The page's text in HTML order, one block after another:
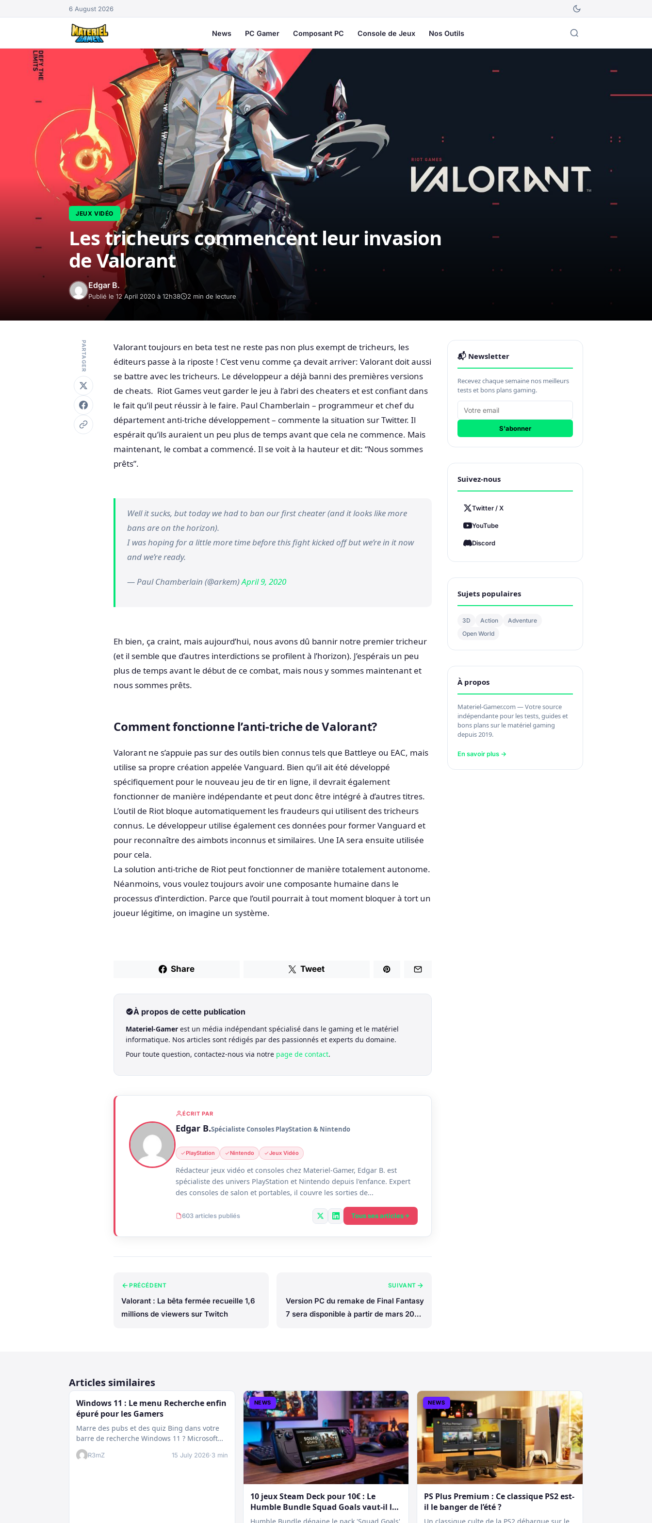
6 August 2026
News PC Gamer Composant PC Console de Jeux Nos Outils
JEUX VIDÉO
Les tricheurs commencent leur invasion
de Valorant
Edgar B.
Publié le 12 April 2020 à 12h38 2 min de lecture
PARTAGER
Valorant toujours en beta test ne reste pas non plus exempt de tricheurs, les
éditeurs passe à la riposte ! C’est venu comme ça devait arriver: Valorant doit aussi
se battre avec les tricheurs. Le développeur a déjà banni des premières versions
de cheats. Riot Games veut garder le jeu à l’abri des cheaters et est confiant dans
le fait qu’il peut réussir à le faire. Paul Chamberlain – programmeur et chef du
département anti-triche développement – commente la situation sur Twitter. Il
espérait qu’ils auraient un peu plus de temps avant que cela ne commence. Mais
maintenant, le combat a commencé. Il se voit à la hauteur et dit: “Nous sommes
prêts”.
Well it sucks, but today we had to ban our first cheater (and it looks like more
bans are on the horizon).
I was hoping for a little more time before this fight kicked off but we’re in it now
and we’re ready.
— Paul Chamberlain (@arkem)April 9, 2020
Eh bien, ça craint, mais aujourd’hui, nous avons dû bannir notre premier tricheur
(et il semble que d’autres interdictions se profilent à l’horizon). J’espérais un peu
plus de temps avant le début de ce combat, mais nous y sommes maintenant et
nous sommes prêts.
Comment fonctionne l’anti-triche de Valorant?
Valorant ne s’appuie pas sur des outils bien connus tels que Battleye ou EAC, mais
utilise sa propre création appelée Vanguard. Bien qu’il ait été développé
spécifiquement pour le nouveau jeu de tir en ligne, il devrait également
fonctionner de manière indépendante et peut donc être intégré à d’autres titres.
L’outil de Riot bloque automatiquement les fraudeurs qui utilisent des tricheurs
connus. Le développeur utilise également ces données pour former Vanguard et
pour reconnaître des aimbots inconnus et similaires. Une IA sera ensuite utilisée
pour cela.
La solution anti-triche de Riot peut fonctionner de manière totalement autonome.
Néanmoins, vous voulez toujours avoir une composante humaine dans le
processus d’interdiction. Parce que l’outil pourrait à tout moment bloquer à tort un
joueur légitime, on imagine un système.
Share Tweet
À propos de cette publication
Materiel-Gamer est un média indépendant spécialisé dans le gaming et le matériel
informatique. Nos articles sont rédigés par des passionnés et experts du domaine.
Pour toute question, contactez-nous via notre page de contact.
ÉCRIT PAR
Edgar B.Spécialiste Consoles PlayStation & Nintendo
PlayStation Nintendo Jeux Vidéo
Rédacteur jeux vidéo et consoles chez Materiel-Gamer, Edgar B. est
spécialiste des univers PlayStation et Nintendo depuis l'enfance. Expert
des consoles de salon et portables, il couvre les sorties de...
603 articles publiés Tous ses articles
PRÉCÉDENT
Valorant : La bêta fermée recueille 1,6
millions de viewers sur Twitch
SUIVANT
Version PC du remake de Final Fantasy
7 sera disponible à partir de mars 2021,
📬 Newsletter
Recevez chaque semaine nos meilleurs
tests et bons plans gaming.
S'abonner
Suivez-nous
Twitter / X
YouTube
Discord
Sujets populaires
3D Action
Adventure
Open World
À propos
Materiel-Gamer.com — Votre source
indépendante pour les tests, guides et
bons plans sur le matériel gaming
depuis 2019.
En savoir plus →
Articles similaires
Windows 11 : Le menu Recherche enfin
épuré pour les Gamers
Marre des pubs et des quiz Bing dans votre
barre de recherche Windows 11 ? Microsoft
prépare enfin un nettoyage…
R3mZ 15 July 2026·3 min
NEWS
10 jeux Steam Deck pour 10€ : Le
Humble Bundle Squad Goals vaut-il le
coup ?
Humble Bundle dégaine le pack 'Squad Goals'
NEWS
PS Plus Premium : Ce classique PS2 est-
il le banger de l’été ?
Un classique culte de la PS2 débarque sur le